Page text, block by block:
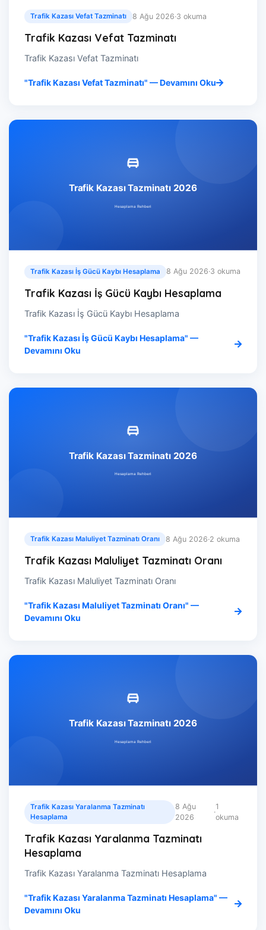
Trafik Kazası Vefat Tazminatı 8 Ağu 2026·3 okuma
Trafik Kazası Vefat Tazminatı
Trafik Kazası Vefat Tazminatı
"Trafik Kazası Vefat Tazminatı" — Devamını Oku
Trafik Kazası İş Gücü Kaybı Hesaplama 8 Ağu 2026·3 okuma
Trafik Kazası İş Gücü Kaybı Hesaplama
Trafik Kazası İş Gücü Kaybı Hesaplama
"Trafik Kazası İş Gücü Kaybı Hesaplama" —
Devamını Oku
Trafik Kazası Maluliyet Tazminatı Oranı 8 Ağu 2026·2 okuma
Trafik Kazası Maluliyet Tazminatı Oranı
Trafik Kazası Maluliyet Tazminatı Oranı
"Trafik Kazası Maluliyet Tazminatı Oranı" —
Devamını Oku
Trafik Kazası Yaralanma Tazminatı
Hesaplama
8 Ağu
2026
·
1
okuma
Trafik Kazası Yaralanma Tazminatı
Hesaplama
Trafik Kazası Yaralanma Tazminatı Hesaplama
"Trafik Kazası Yaralanma Tazminatı Hesaplama" —
Devamını Oku